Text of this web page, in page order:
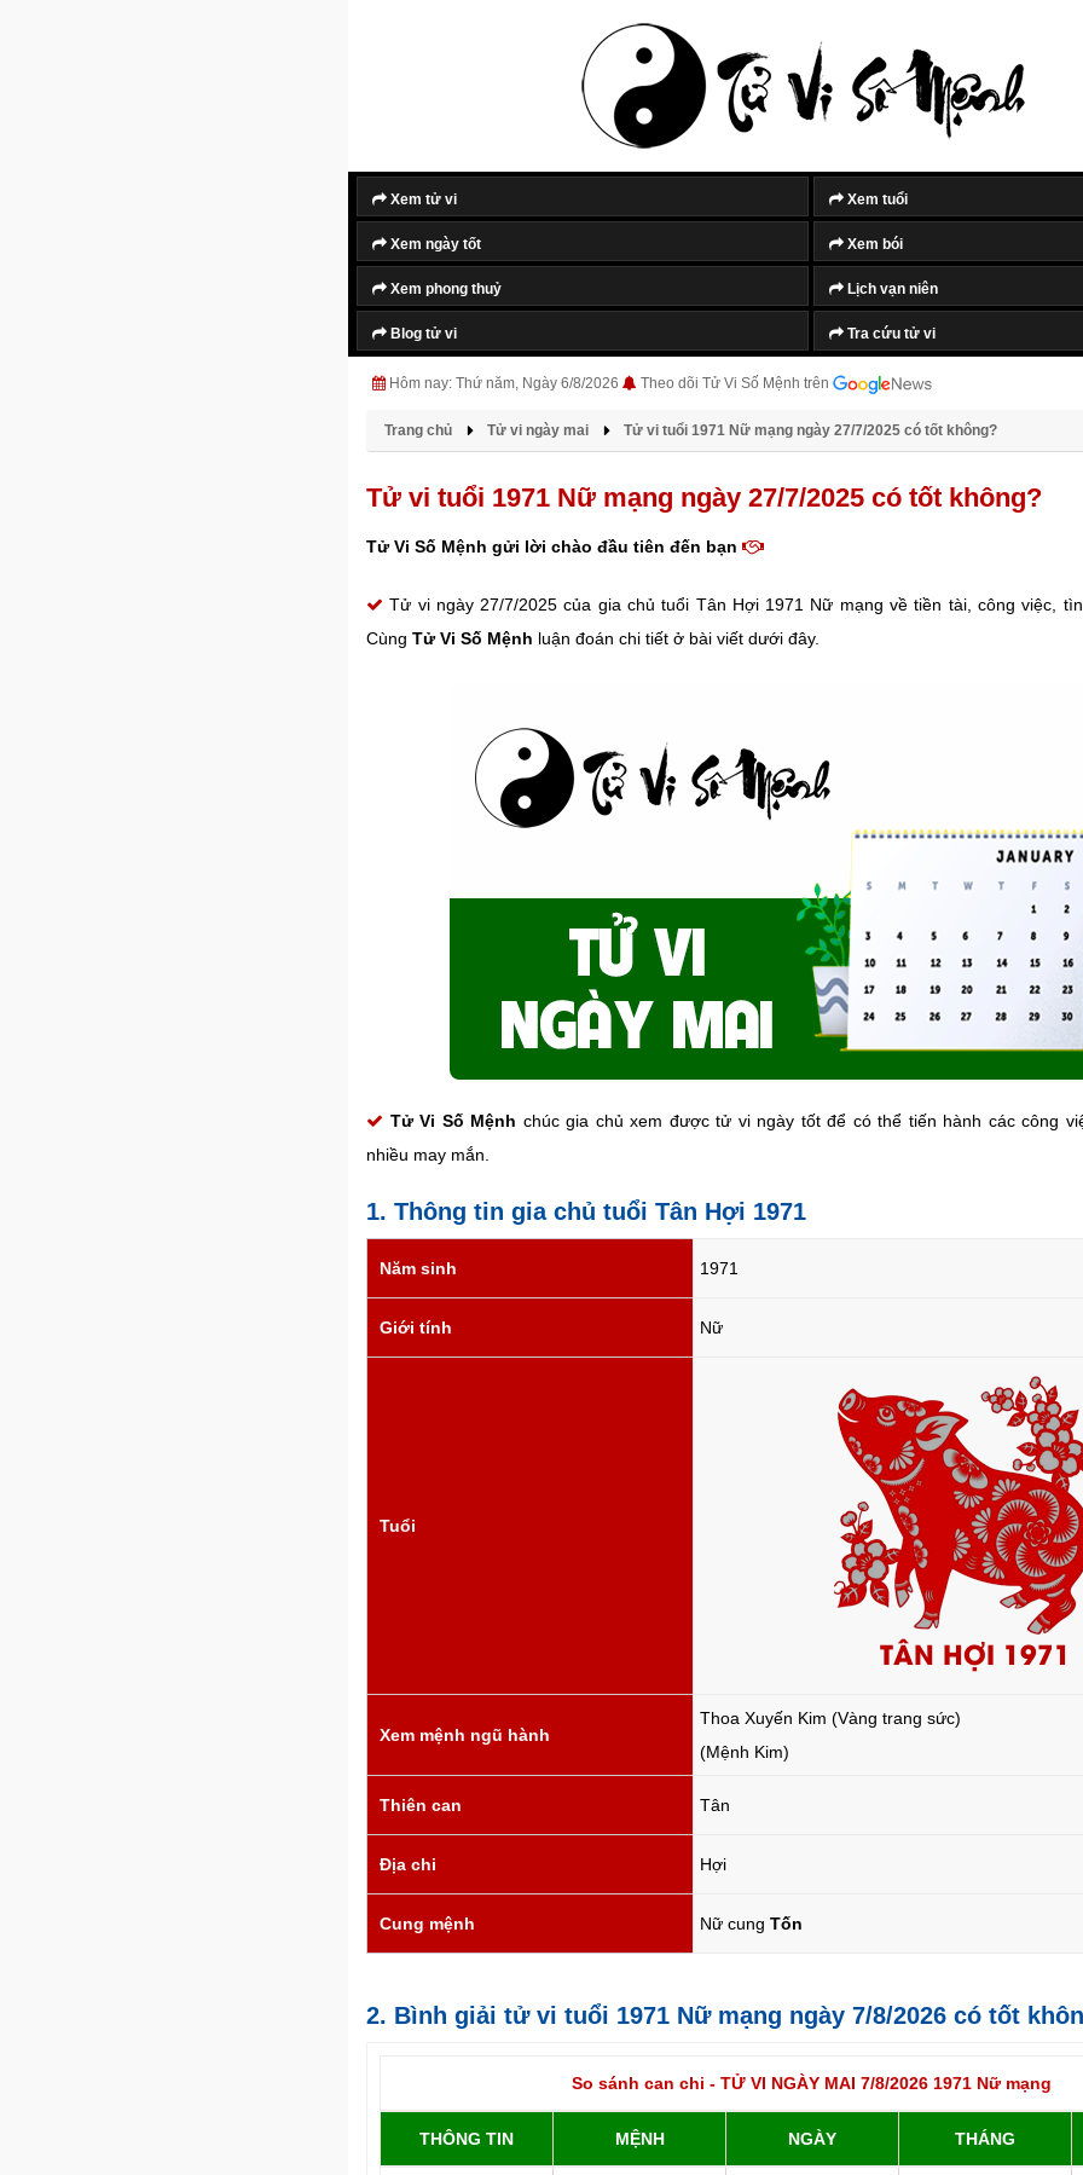
Xem tử vi Xem tuổi
Xem ngày tốt Xem bói
Xem phong thuỷ Lịch vạn niên
Blog tử vi Tra cứu tử vi
Hôm nay: Thứ năm, Ngày 6/8/2026 Theo dõi Tử Vi Số Mệnh trên
Trang chủ Tử vi ngày mai Tử vi tuổi 1971 Nữ mạng ngày 27/7/2025 có tốt không?
Tử vi tuổi 1971 Nữ mạng ngày 27/7/2025 có tốt không?
Tử Vi Số Mệnh gửi lời chào đầu tiên đến bạn
Tử vi ngày 27/7/2025 của gia chủ tuổi Tân Hợi 1971 Nữ mạng về tiền tài, công việc,
Cùng Tử Vi Số Mệnh luận đoán chi tiết ở bài viết dưới đây.
Tử Vi Số Mệnh chúc gia chủ xem được tử vi ngày tốt để có thể tiến hành các công
nhiều may mắn.
1. Thông tin gia chủ tuổi Tân Hợi 1971
Năm sinh 1971
Giới tính Nữ
Tuổi
TÂN HỢI 1971
Xem mệnh ngũ hành
Thoa Xuyến Kim (Vàng trang sức)
(Mệnh Kim)
Thiên can Tân
Địa chi Hợi
Cung mệnh Nữ cung Tốn
2. Bình giải tử vi tuổi 1971 Nữ mạng ngày 7/8/2026 có tốt
So sánh can chi - TỬ VI NGÀY MAI 7/8/2026 1971 Nữ mạng
THÔNG TIN MỆNH NGÀY THÁNG